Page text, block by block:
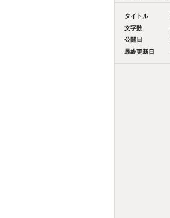
タイトル
文字数
公開日
最終更新日